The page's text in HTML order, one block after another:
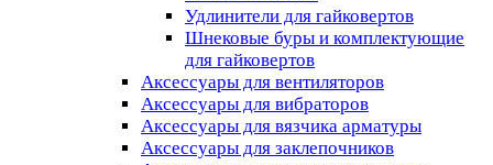
Удлинители для гайковертов
Шнековые буры и комплектующие
для гайковертов
Аксессуары для вентиляторов
Аксессуары для вибраторов
Аксессуары для вязчика арматуры
Аксессуары для заклепочников